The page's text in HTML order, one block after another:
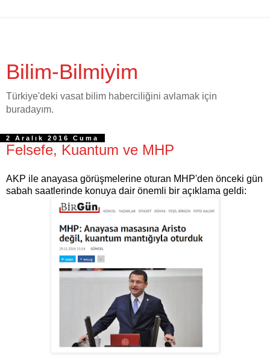
Bilim-Bilmiyim
Türkiye'deki vasat bilim haberciliğini avlamak için
buradayım.
2 Aralık 2016 Cuma
Felsefe, Kuantum ve MHP
AKP ile anayasa görüşmelerine oturan MHP'den önceki gün
sabah saatlerinde konuya dair önemli bir açıklama geldi: